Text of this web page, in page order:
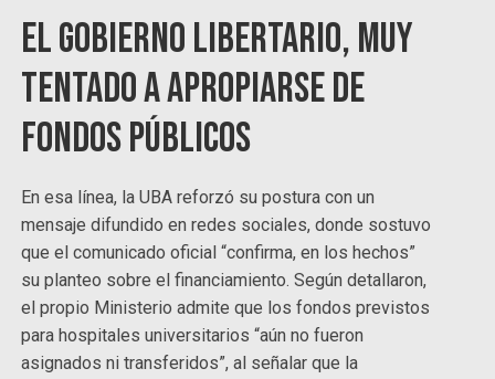
El gobierno libertario, muy
tentado a apropiarse de
fondos públicos
En esa línea, la UBA reforzó su postura con un
mensaje difundido en redes sociales, donde sostuvo
que el comunicado oficial “confirma, en los hechos”
su planteo sobre el financiamiento. Según detallaron,
el propio Ministerio admite que los fondos previstos
para hospitales universitarios “aún no fueron
asignados ni transferidos”, al señalar que la